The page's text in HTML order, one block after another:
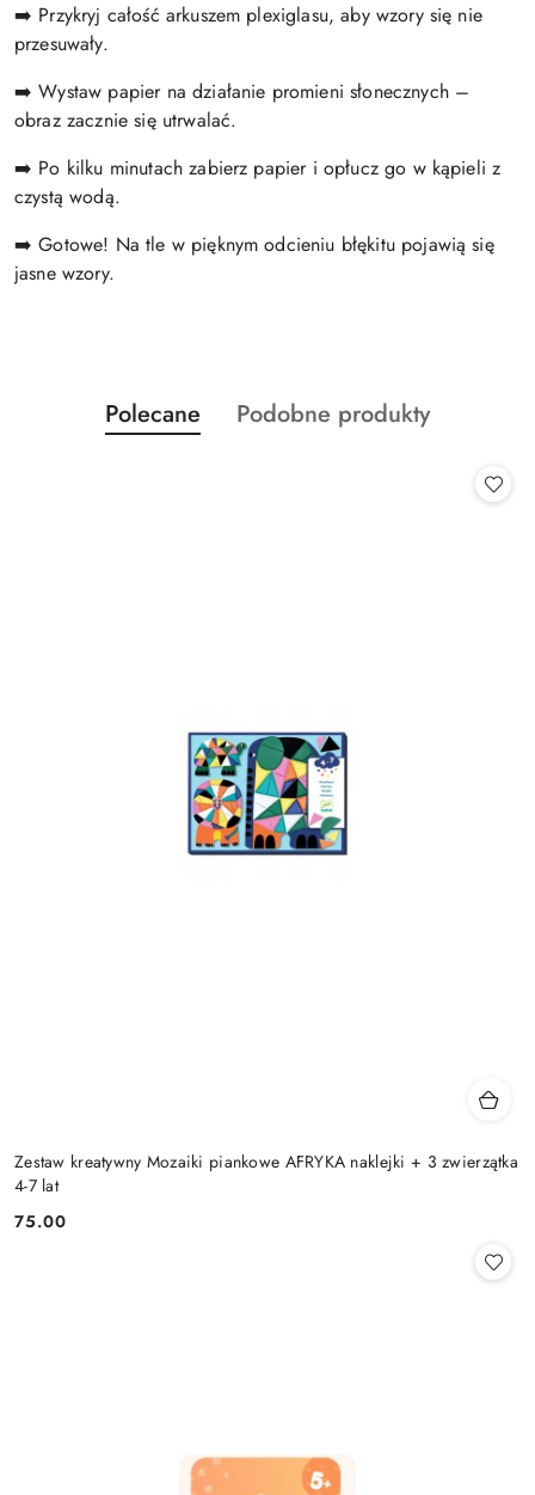
➡️ Przykryj całość arkuszem plexiglasu, aby wzory się nie
przesuwały.
➡️ Wystaw papier na działanie promieni słonecznych –
obraz zacznie się utrwalać.
➡️ Po kilku minutach zabierz papier i opłucz go w kąpieli z
czystą wodą.
➡️ Gotowe! Na tle w pięknym odcieniu błękitu pojawią się
jasne wzory.
Pomiń karuzelę produktów
Produkty
o
Polecane
Produkty
Podobne produkty
Zestaw kreatywny Mozaiki piankowe AFRYKA naklejki + 3 zwierzątka
4-7 lat
Cena:
75.00